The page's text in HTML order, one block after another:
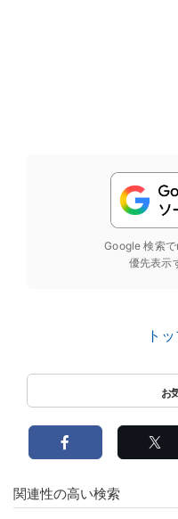
Google 検索
優先表示
ト